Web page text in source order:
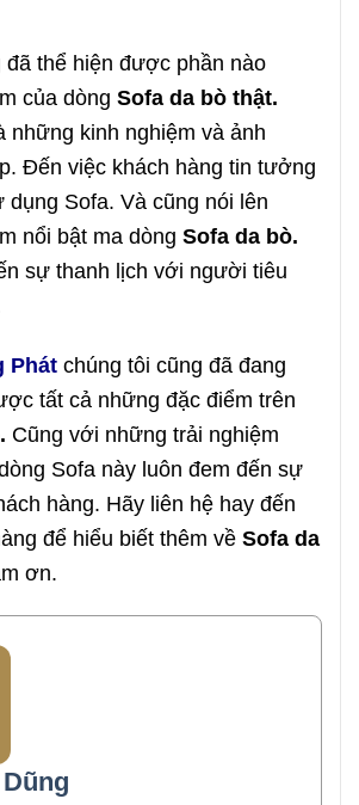
đã thể hiện được phần nào
của dòng Sofa da bò thật.
những kinh nghiệm và ảnh
Đến việc khách hàng tin tưởng
dụng Sofa. Và cũng nói lên
nổi bật ma dòng Sofa da bò.
sự thanh lịch với người tiêu
Phát chúng tôi cũng đã đang
tất cả những đặc điểm trên
Cũng với những trải nghiệm
Sofa này luôn đem đến sự
hàng. Hãy liên hệ hay đến
để hiểu biết thêm về Sofa da
ơn.